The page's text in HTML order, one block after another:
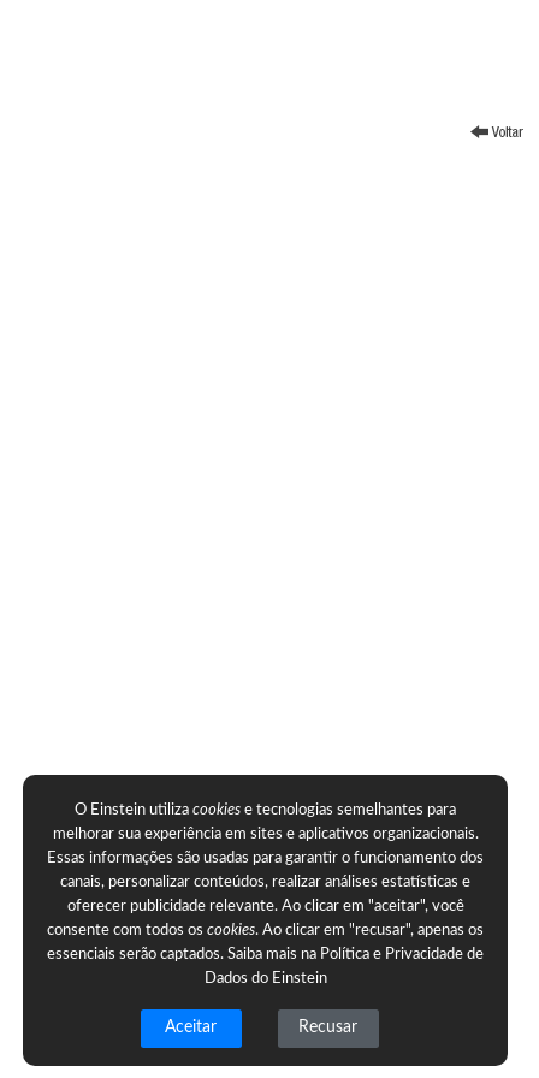
O Einstein utilizacookies e tecnologias semelhantes para
melhorar sua experiência em sites e aplicativos organizacionais.
Essas informações são usadas para garantir o funcionamento dos
canais, personalizar conteúdos, realizar análises estatísticas e
oferecer publicidade relevante. Ao clicar em "aceitar", você
consente com todos oscookies. Ao clicar em "recusar", apenas os
essenciais serão captados. Saiba mais na Política e Privacidade de
Dados do Einstein
Aceitar Recusar